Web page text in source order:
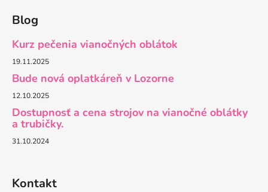
Blog
Kurz pečenia vianočných oblátok
19.11.2025
Bude nová oplatkáreň v Lozorne
12.10.2025
Dostupnosť a cena strojov na vianočné oblátky
a trubičky.
31.10.2024
Kontakt